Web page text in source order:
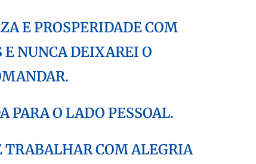
E PROSPERIDADE COM
NUNCA DEIXAREI O
PARA O LADO PESSOAL.
TRABALHAR COM ALEGRIA